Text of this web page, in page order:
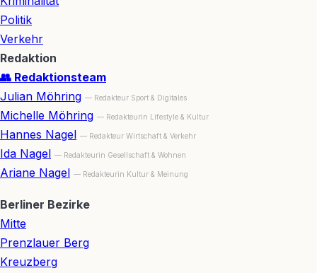
Politik
Verkehr
Redaktion
👥 Redaktionsteam
Julian Möhring — Redakteur Sport & Digitales
Michelle Möhring — Redakteurin Lifestyle & Kultur
Hannes Nagel — Redakteur Wirtschaft & Verkehr
Ida Nagel — Redakteurin Gesellschaft & Wohnen
Ariane Nagel — Redakteurin Kultur & Meinung
Berliner Bezirke
Mitte
Prenzlauer Berg
Kreuzberg